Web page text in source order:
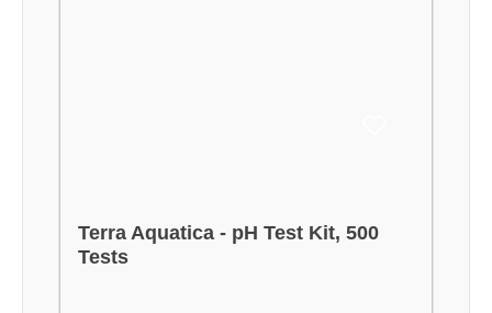
Terra Aquatica - pH Test Kit, 500
Tests